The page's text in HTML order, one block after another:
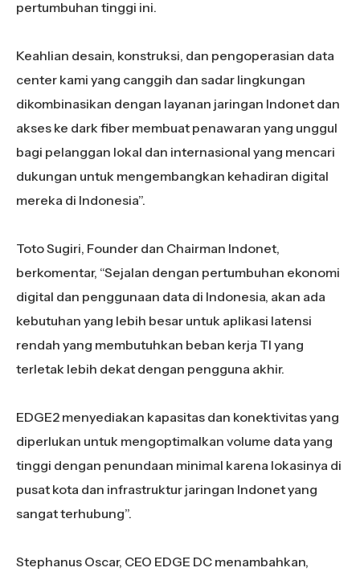
pertumbuhan tinggi ini.
Keahlian desain, konstruksi, dan pengoperasian data
center kami yang canggih dan sadar lingkungan
dikombinasikan dengan layanan jaringan Indonet dan
akses ke dark fiber membuat penawaran yang unggul
bagi pelanggan lokal dan internasional yang mencari
dukungan untuk mengembangkan kehadiran digital
mereka di Indonesia”.
Toto Sugiri, Founder dan Chairman Indonet,
berkomentar, “Sejalan dengan pertumbuhan ekonomi
digital dan penggunaan data di Indonesia, akan ada
kebutuhan yang lebih besar untuk aplikasi latensi
rendah yang membutuhkan beban kerja TI yang
terletak lebih dekat dengan pengguna akhir.
EDGE2 menyediakan kapasitas dan konektivitas yang
diperlukan untuk mengoptimalkan volume data yang
tinggi dengan penundaan minimal karena lokasinya di
pusat kota dan infrastruktur jaringan Indonet yang
sangat terhubung”.
Stephanus Oscar, CEO EDGE DC menambahkan,